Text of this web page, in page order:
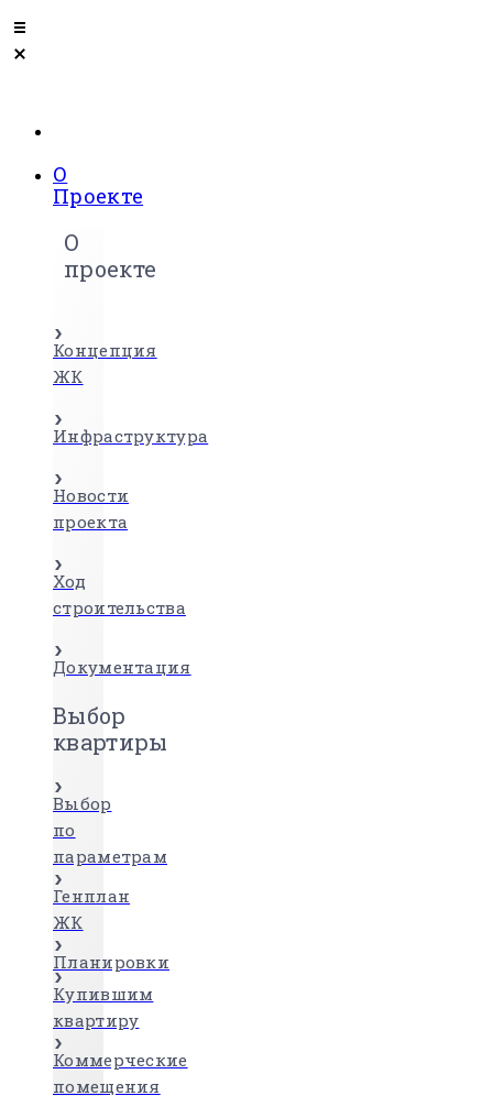
О
Проекте
О
проекте
Концепция
ЖК
Инфраструктура
Новости
проекта
Ход
строительства
Документация
Выбор
квартиры
Выбор
по
параметрам
Генплан
ЖК
Планировки
Купившим
квартиру
Коммерческие
помещения